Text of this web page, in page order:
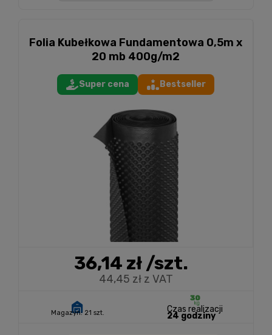
Folia Kubełkowa Fundamentowa 0,5m x
20 mb 400g/m2
Super cena Bestseller
36,14 zł/szt.
44,45 zł z VAT
Magazyn: 21 szt. Czas realizacji
24 godziny